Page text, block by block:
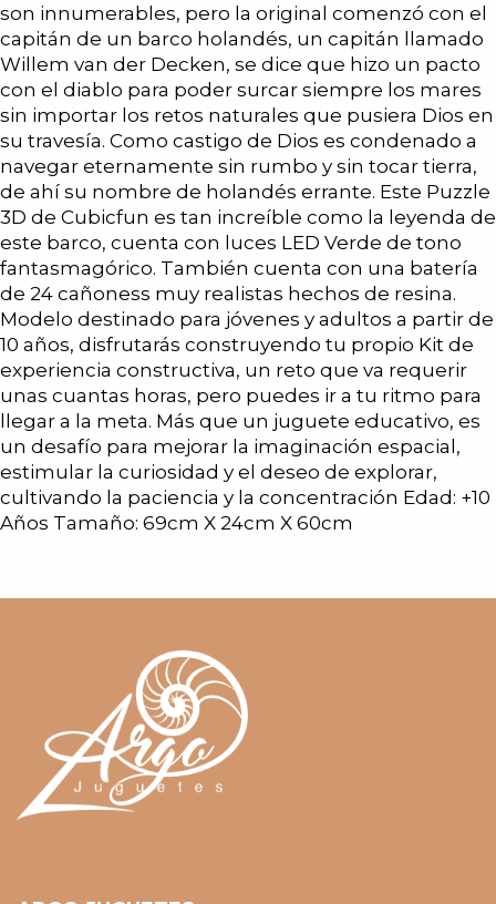
son innumerables, pero la original comenzó con el
capitán de un barco holandés, un capitán llamado
Willem van der Decken, se dice que hizo un pacto
con el diablo para poder surcar siempre los mares
sin importar los retos naturales que pusiera Dios en
su travesía. Como castigo de Dios es condenado a
navegar eternamente sin rumbo y sin tocar tierra,
de ahí su nombre de holandés errante. Este Puzzle
3D de Cubicfun es tan increíble como la leyenda de
este barco, cuenta con luces LED Verde de tono
fantasmagórico. También cuenta con una batería
de 24 cañoness muy realistas hechos de resina.
Modelo destinado para jóvenes y adultos a partir de
10 años, disfrutarás construyendo tu propio Kit de
experiencia constructiva, un reto que va requerir
unas cuantas horas, pero puedes ir a tu ritmo para
llegar a la meta. Más que un juguete educativo, es
un desafío para mejorar la imaginación espacial,
estimular la curiosidad y el deseo de explorar,
cultivando la paciencia y la concentración Edad: +10
Años Tamaño: 69cm X 24cm X 60cm